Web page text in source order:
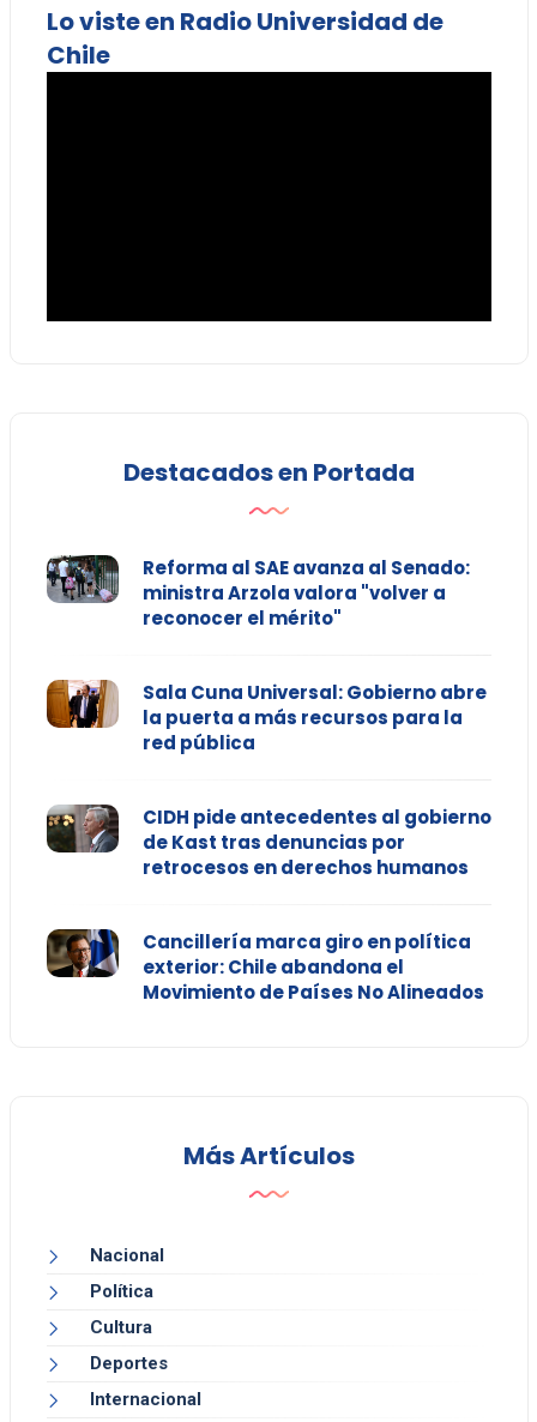
Lo viste en Radio Universidad de
Chile
Destacados en Portada
Reforma al SAE avanza al Senado:
ministra Arzola valora "volver a
reconocer el mérito"
Sala Cuna Universal: Gobierno abre
la puerta a más recursos para la
red pública
CIDH pide antecedentes al gobierno
de Kast tras denuncias por
retrocesos en derechos humanos
Cancillería marca giro en política
exterior: Chile abandona el
Movimiento de Países No Alineados
Más Artículos
Nacional
Política
Cultura
Deportes
Internacional